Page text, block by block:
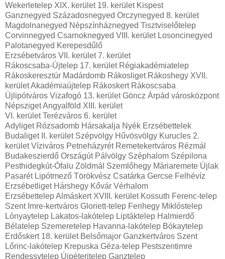
Wekerletelep XIX. kerület 19. kerület Kispest
Ganznegyed Századosnegyed Orczynegyed 8. kerület
Magdolnanegyed Népszínháznegyed Tisztviselőtelep
Corvinnegyed Csarnoknegyed VIII. kerület Losoncinegyed
Palotanegyed Kerepesdűlő
Erzsébetváros VII. kerület 7. kerület
Rákoscsaba-Újtelep 17. kerület Régiakadémiatelep
Rákoskeresztúr Madárdomb Rákosliget Rákoshegy XVII.
kerület Akadémiaújtelep Rákoskert Rákoscsaba
Újlipótváros Vizafogó 13. kerület Göncz Árpád városközpont
Népsziget Angyalföld XIII. kerület
VI. kerület Terézváros 6. kerület
Adyliget Rózsadomb Hársakalja Nyék Erzsébettelek
Budaliget II. kerület Szépvölgy Hűvösvölgy Kurucles 2.
kerület Víziváros Petneházyrét Remetekertváros Rézmál
Budakeszierdő Országút Pálvölgy Széphalom Szépilona
Pesthidegkút-Ófalu Zöldmál Szemlőhegy Máriaremete Újlak
Pasarét Lipótmező Törökvész Csatárka Gercse Felhévíz
Erzsébetliget Hárshegy Kővár Vérhalom
Erzsébettelep Almáskert XVIII. kerület Kossuth Ferenc-telep
Szent Imre-kertváros Gloriett-telep Ferihegy Miklóstelep
Lónyaytelep Lakatos-lakótelep Liptáktelep Halmierdő
Bélatelep Szemeretelep Havanna-lakótelep Bókaytelep
Erdőskert 18. kerület Belsőmajor Ganzkertváros Szent
Lőrinc-lakótelep Krepuska Géza-telep Pestszentimre
Rendessytelep Újpéteritelep Ganztelep